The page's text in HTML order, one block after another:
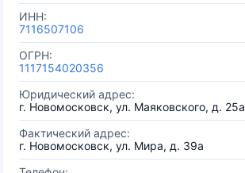
ИНН:
7116507106
ОГРН:
1117154020356
Юридический адрес:
г. Новомосковск, ул. Маяковского, д. 25а
Фактический адрес:
г. Новомосковск, ул. Мира, д. 39а